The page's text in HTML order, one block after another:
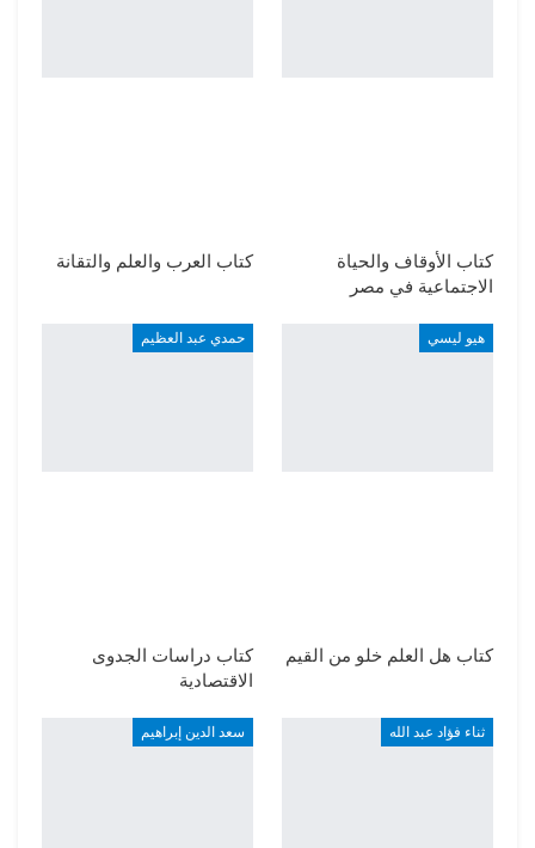
كتاب الأوقاف والحياة
الاجتماعية في مصر
كتاب العرب والعلم والتقانة
هيو ليسي
كتاب هل العلم خلو من القيم
حمدي عبد العظيم
كتاب دراسات الجدوى
الاقتصادية
ثناء فؤاد عبد الله سعد الدين إبراهيم